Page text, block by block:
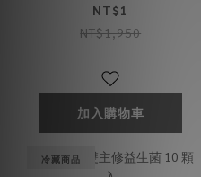
NT$1
NT$1,950
加入購物車
冷藏商品